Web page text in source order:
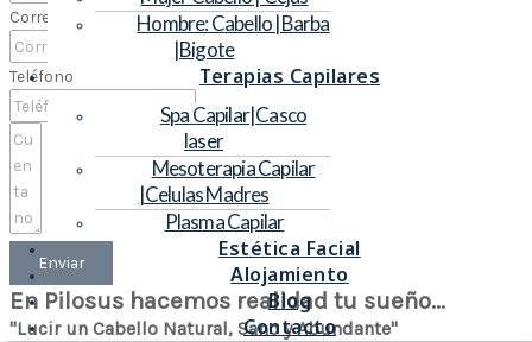
Hombre: Cabello |Barba
|Bigote
Terapias Capilares
Spa Capilar|Casco
laser
Mesoterapia Capilar
|Celulas Madres
Plasma Capilar
Estética Facial
Alojamiento
Blog
Contacto
Correo
Teléfono
Enviar
En Pilosus hacemos realidad tu sueño...
"Lucir un Cabello Natural, Sano y Abundante"